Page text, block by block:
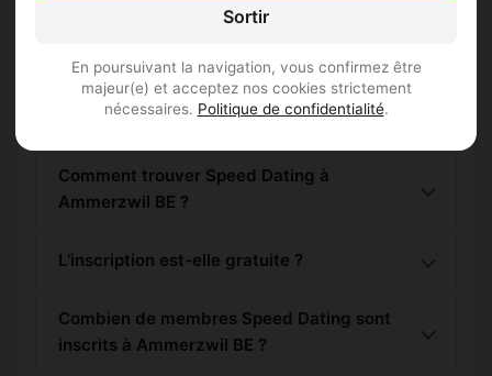
Sortir
En poursuivant la navigation, vous confirmez être
majeur(e) et acceptez nos cookies strictement
nécessaires. Politique de confidentialité.
Questions fréquentes
Comment trouver Speed Dating à
Ammerzwil BE ?
L'inscription est-elle gratuite ?
Combien de membres Speed Dating sont
inscrits à Ammerzwil BE ?